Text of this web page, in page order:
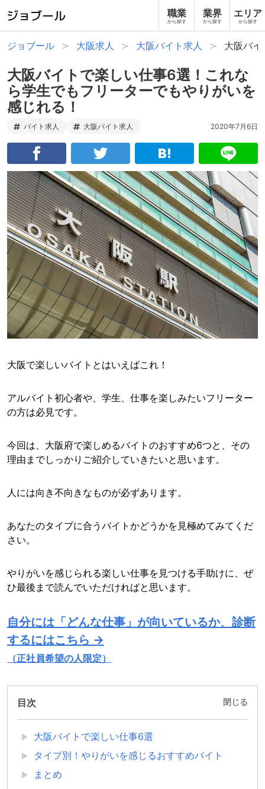
職業
から探す
業界
から探す
エリア
から探す
ジョブール 大阪求人 大阪バイト求人 大阪バ
大阪バイトで楽しい仕事6選！これな
ら学生でもフリーターでもやりがいを
感じれる！
バイト求人 大阪バイト求人 2020年7月6日
大阪で楽しいバイトとはいえばこれ！
アルバイト初心者や、学生、仕事を楽しみたいフリーター
の方は必見です。
今回は、大阪府で楽しめるバイトのおすすめ6つと、その
理由までしっかりご紹介していきたいと思います。
人には向き不向きなものが必ずあります。
あなたのタイプに合うバイトかどうかを見極めてみてくだ
さい。
やりがいを感じられる楽しい仕事を見つける手助けに、ぜ
ひ最後まで読んでいただければと思います。
自分には「どんな仕事」が向いているか、診断
するにはこちら →
（正社員希望の人限定）
目次 閉じる
大阪バイトで楽しい仕事6選
タイプ別！やりがいを感じるおすすめバイト
まとめ